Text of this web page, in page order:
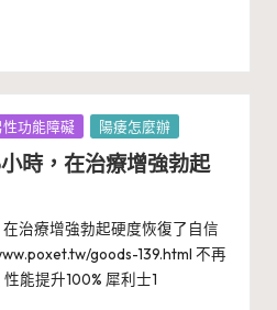
性功能障礙 陽痿怎麼辦
時，在治療增強勃起
治療增強勃起硬度恢復了自信
goods-139.html 不再
能提升100% 犀利士1